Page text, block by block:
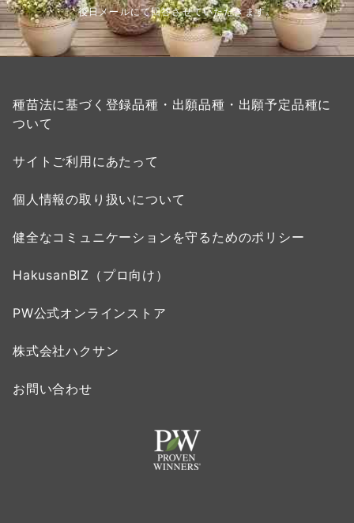
後日メールにて回答させていただきます。
種苗法に基づく登録品種・出願品種・出願予定品種に
ついて
サイトご利用にあたって
個人情報の取り扱いについて
健全なコミュニケーションを守るためのポリシー
HakusanBIZ（プロ向け）
PW公式オンラインストア
株式会社ハクサン
お問い合わせ